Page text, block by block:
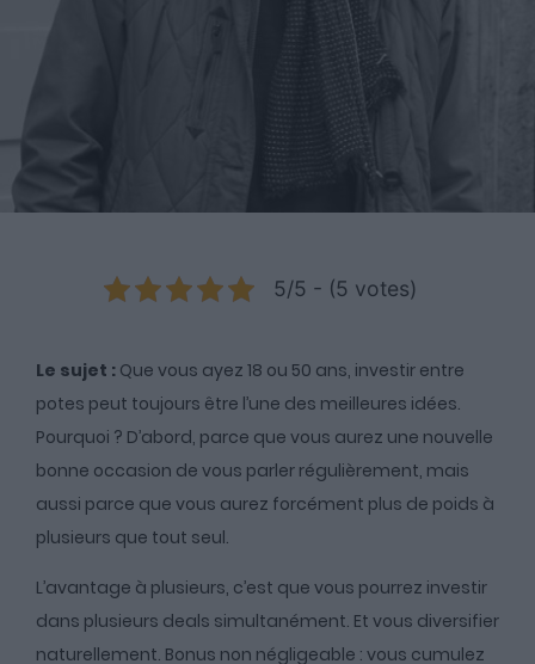
5/5 - (5 votes)
Le sujet : Que vous ayez 18 ou 50 ans, investir entre
potes peut toujours être l’une des meilleures idées.
Pourquoi ? D’abord, parce que vous aurez une nouvelle
bonne occasion de vous parler régulièrement, mais
aussi parce que vous aurez forcément plus de poids à
plusieurs que tout seul.
L’avantage à plusieurs, c’est que vous pourrez investir
dans plusieurs deals simultanément. Et vous diversifier
naturellement. Bonus non négligeable : vous cumulez